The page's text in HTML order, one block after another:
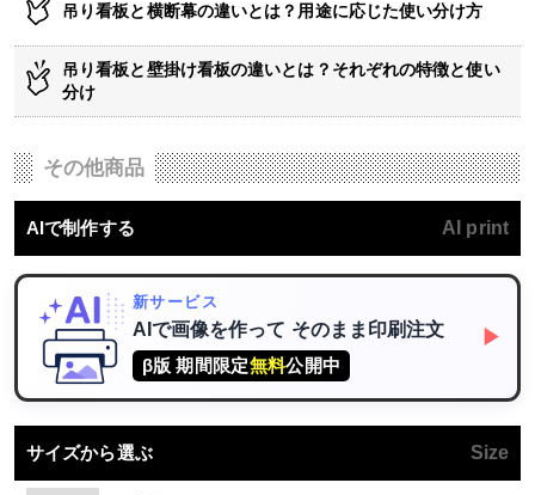
吊り看板と横断幕の違いとは？用途に応じた使い分け方
吊り看板と壁掛け看板の違いとは？それぞれの特徴と使い
分け
その他商品
AIで制作する AI print
新サービス
AIで画像を作って そのまま印刷注文
β版 期間限定無料公開中
▶
サイズから選ぶ Size